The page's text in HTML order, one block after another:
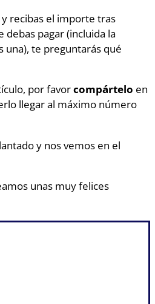
recibas el importe tras
debas pagar (incluida la
una), te preguntarás qué
por favorcompártelo en
llegar al máximo número
y nos vemos en el
unas muy felices